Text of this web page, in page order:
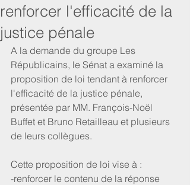
renforcer l'efficacité de la
justice pénale
A la demande du groupe Les
Républicains, le Sénat a examiné la
proposition de loi tendant à renforcer
l'efficacité de la justice pénale,
présentée par MM. François-Noël
Buffet et Bruno Retailleau et plusieurs
de leurs collègues.
Cette proposition de loi vise à :
-renforcer le contenu de la réponse